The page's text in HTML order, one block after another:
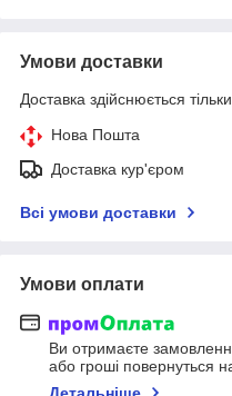
Умови доставки
Доставка здійснюється
Нова Пошта
Доставка кур'єром
Всі умови доставки
Умови оплати
Ви отримаєте
або гроші повернуться